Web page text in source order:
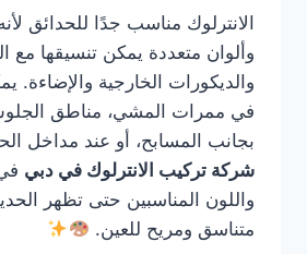
الانترلوك مناسب جدًا للحدائق
وألوان متعددة يمكن تنسيقها مع
والديكورات الخارجية والإضاءة.
في ممرات المشي، مناطق
بجانب المسابح، أو عند مداخل
شركة تركيب الانترلوك في دبي
واللون المناسبين حتى تظهر
متناسق ومريح للعين.